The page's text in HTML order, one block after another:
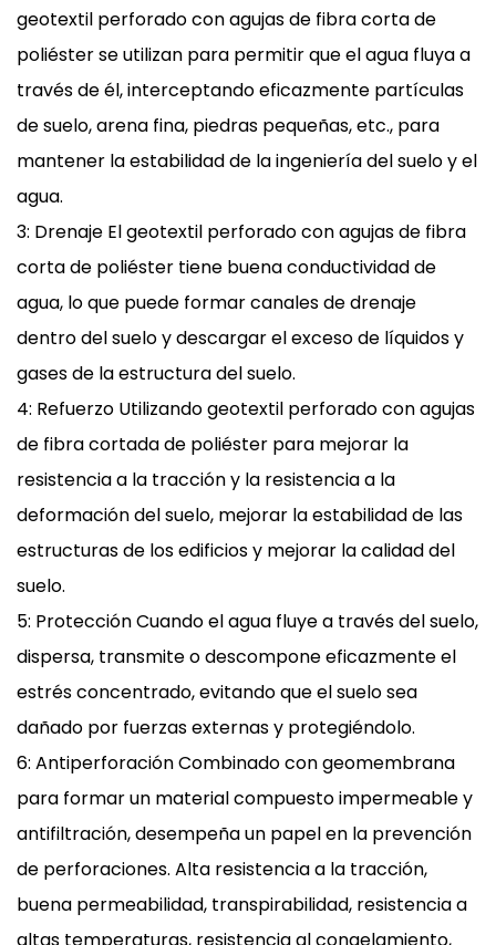
geotextil perforado con agujas de fibra corta de
poliéster se utilizan para permitir que el agua fluya a
través de él, interceptando eficazmente partículas
de suelo, arena fina, piedras pequeñas, etc., para
mantener la estabilidad de la ingeniería del suelo y el
agua.
3: Drenaje El geotextil perforado con agujas de fibra
corta de poliéster tiene buena conductividad de
agua, lo que puede formar canales de drenaje
dentro del suelo y descargar el exceso de líquidos y
gases de la estructura del suelo.
4: Refuerzo Utilizando geotextil perforado con agujas
de fibra cortada de poliéster para mejorar la
resistencia a la tracción y la resistencia a la
deformación del suelo, mejorar la estabilidad de las
estructuras de los edificios y mejorar la calidad del
suelo.
5: Protección Cuando el agua fluye a través del suelo,
dispersa, transmite o descompone eficazmente el
estrés concentrado, evitando que el suelo sea
dañado por fuerzas externas y protegiéndolo.
6: Antiperforación Combinado con geomembrana
para formar un material compuesto impermeable y
antifiltración, desempeña un papel en la prevención
de perforaciones. Alta resistencia a la tracción,
buena permeabilidad, transpirabilidad, resistencia a
altas temperaturas, resistencia al congelamiento,